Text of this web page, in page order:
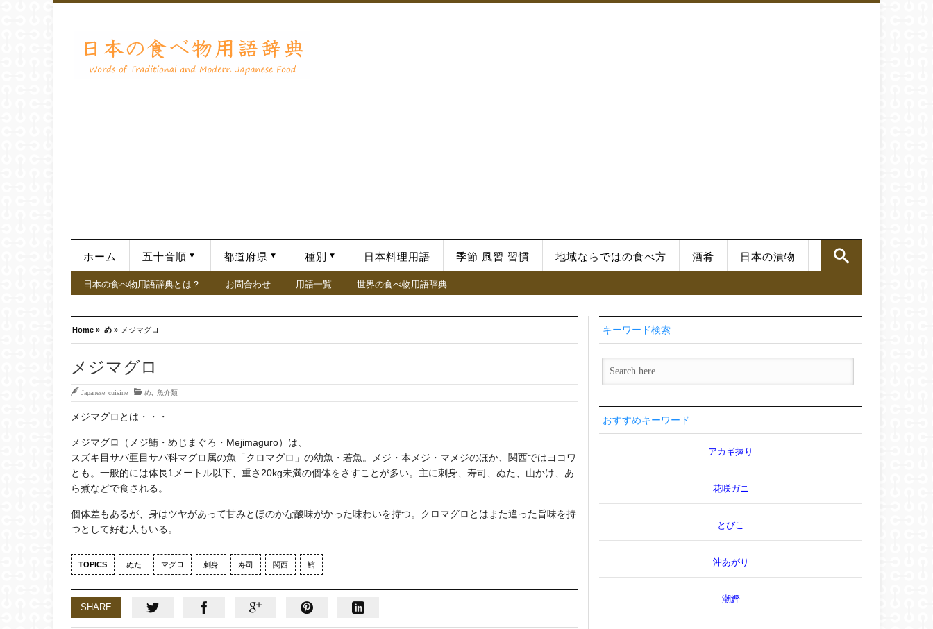
ホーム 五十音順 都道府県 種別 日本料理用語 季節 風習 習慣 地域ならではの食べ方 酒肴 日本の漬物
日本の食べ物用語辞典とは？ お問合わせ 用語一覧 世界の食べ物用語辞典
Home » め » メジマグロ
メジマグロ
Japanese cuisine め 魚介類
メジマグロとは・・・
メジマグロ（メジ鮪・めじまぐろ・Mejimaguro）は、
スズキ目サバ亜目サバ科マグロ属の魚「クロマグロ」の幼魚・若魚。メジ・本メジ・マメジのほか、関西ではヨコワ
とも。一般的には体長1メートル以下、重さ20kg未満の個体をさすことが多い。主に刺身、寿司、ぬた、山かけ、あ
ら煮などで食される。
個体差もあるが、身はツヤがあって甘みとほのかな酸味がかった味わいを持つ。クロマグロとはまた違った旨味を持
つとして好む人もいる。
TOPICS ぬた マグロ 刺身 寿司 関西 鮪
SHARE
キーワード検索
おすすめキーワード
アカギ握り
花咲ガニ
とびこ
沖あがり
潮鰹